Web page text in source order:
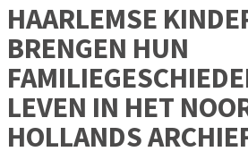
HAARLEMSE
BRENGEN HUN
LEVEN IN HET
HOLLANDS